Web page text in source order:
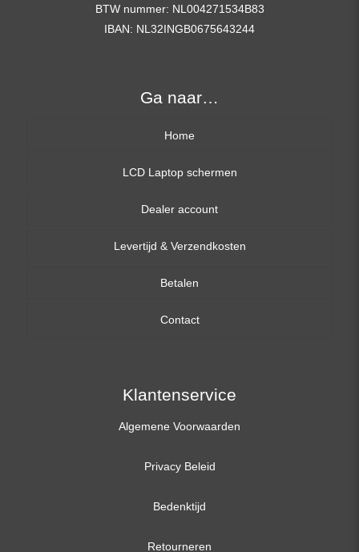
BTW nummer: NL004271534B83
IBAN: NL32INGB0675643244
Ga naar…
Home
LCD Laptop schermen
13,3 inch
14,0 inch
15,6 inch
17,3 inch
Dealer account
Levertijd & Verzendkosten
Betalen
Contact
Klantenservice
Algemene Voorwaarden
Privacy Beleid
Bedenktijd
Retourneren